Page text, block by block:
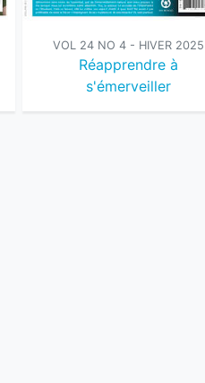
VOL 24 NO 4 - HIVER 2025
Réapprendre à
s'émerveiller